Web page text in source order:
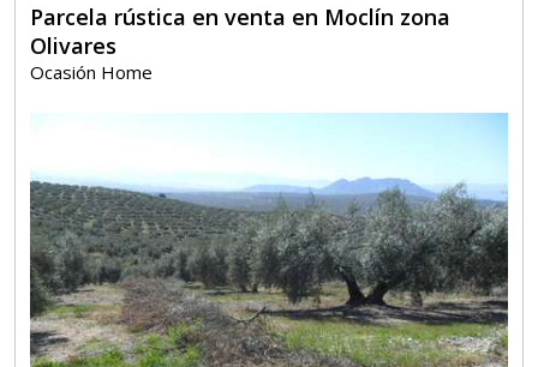
Parcela rústica en venta en Moclín zona
Olivares
Ocasión Home